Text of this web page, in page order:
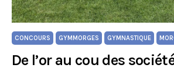
CONCOURS GYMMORGES GYMNASTIQUE
De l’or au cou des